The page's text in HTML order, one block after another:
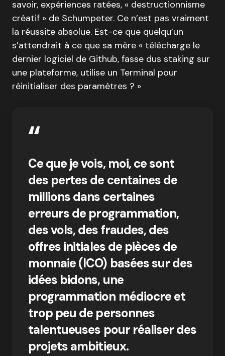
savoir, expériences ratées, « destructionnisme
créatif » de Schumpeter. Ce n’est pas vraiment
la réussite absolue. Est-ce que quelqu’un
s’attendrait à ce que sa mère « télécharge le
dernier logiciel de Github, fasse dus staking sur
une plateforme, utilise un Terminal pour
réinitialiser des paramètres ? »
Ce que je vois, moi, ce sont
des pertes de centaines de
millions dans certaines
erreurs de programmation,
des vols, des fraudes, des
offres initiales de pièces de
monnaie (ICO) basées sur des
idées bidons, une
programmation médiocre et
trop peu de personnes
talentueuses pour réaliser des
projets ambitieux.